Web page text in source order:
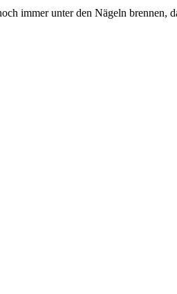
immer unter den Nägeln brennen,